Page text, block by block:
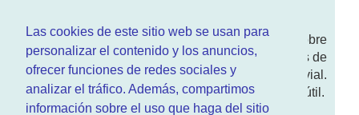
Las cookies de este sitio web se usan para
personalizar el contenido y los anuncios,
ofrecer funciones de redes sociales y
analizar el tráfico. Además, compartimos
información sobre el uso que haga del sitio
Enwww.RenovarCarnet.comTe contamos sobre
larenovación del permisode conducir, noticias de
actualidad motor y sobre todo seguridad vial.
Ademas tenemos todo tipo de información DGT útil.